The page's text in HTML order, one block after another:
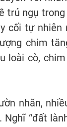
trú ngụ
cối tự
chim
loài cò,
nhãn,
“đất